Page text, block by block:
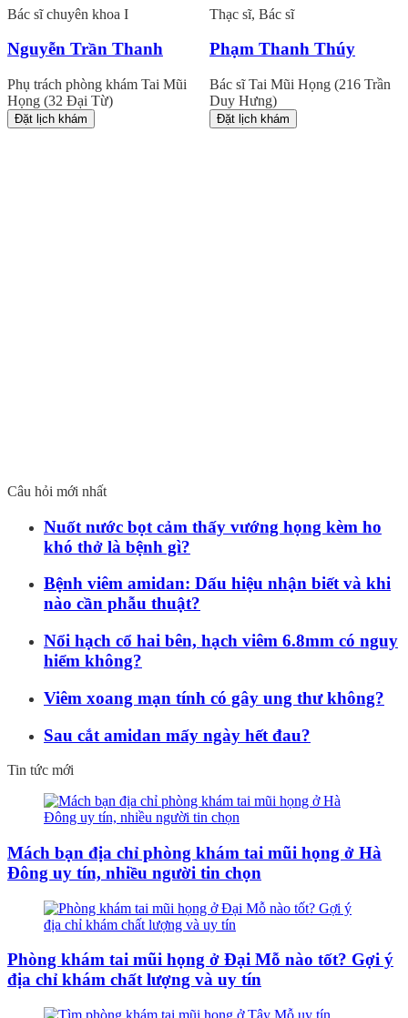
Bác sĩ chuyên khoa I
Nguyễn Trần Thanh
Phụ trách phòng khám Tai Mũi
Họng (32 Đại Từ)
Đặt lịch khám
Thạc sĩ, Bác sĩ
Phạm Thanh Thúy
Bác sĩ Tai Mũi Họng (216 Trần
Duy Hưng)
Đặt lịch khám
Câu hỏi mới nhất
Nuốt nước bọt cảm thấy vướng họng kèm ho
khó thở là bệnh gì?
Bệnh viêm amidan: Dấu hiệu nhận biết và khi
nào cần phẫu thuật?
Nổi hạch cổ hai bên, hạch viêm 6.8mm có nguy
hiểm không?
Viêm xoang mạn tính có gây ung thư không?
Sau cắt amidan mấy ngày hết đau?
Tin tức mới
Mách bạn địa chỉ phòng khám tai mũi họng ở Hà
Đông uy tín, nhiều người tin chọn
Phòng khám tai mũi họng ở Đại Mỗ nào tốt? Gợi ý
địa chỉ khám chất lượng và uy tín